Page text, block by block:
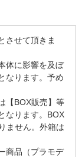
させて頂きま
体に影響を及ぼ
なります。予め
【BOX販売】等
なります。BOX
ません。外箱は
商品（プラモデ